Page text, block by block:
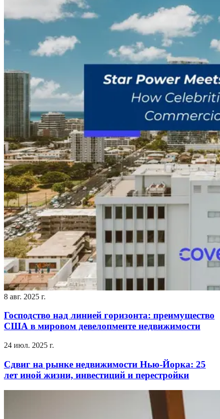
8 авг. 2025 г.
Господство над линией горизонта: преимущество
США в мировом девелопменте недвижимости
24 июл. 2025 г.
Сдвиг на рынке недвижимости Нью-Йорка: 25
лет иной жизни, инвестиций и перестройки